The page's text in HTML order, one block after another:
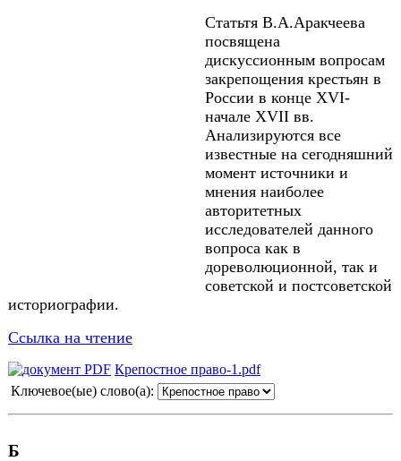
Статьтя В.А.Аракчеева
посвящена
дискуссионным вопросам
закрепощения крестьян в
России в конце XVI-
начале XVII вв.
Анализируются все
известные на сегодняшний
момент источники и
мнения наиболее
авторитетных
исследователей данного
вопроса как в
дореволюционной, так и
советской и постсоветской
историографии.
Ссылка на чтение
Крепостное право-1.pdf
Ключевое(ые) слово(а):
Б